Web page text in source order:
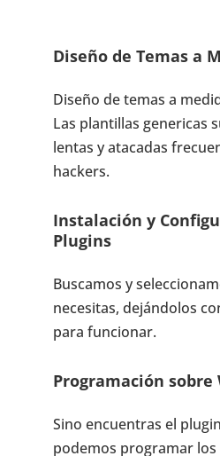
Diseño de Temas a
Diseño de temas a
Las plantillas genericas
lentas y atacadas
hackers.
Instalación y
Plugins
Buscamos y
necesitas, dejándolos
para funcionar.
Programación sobre
Sino encuentras el
podemos programar